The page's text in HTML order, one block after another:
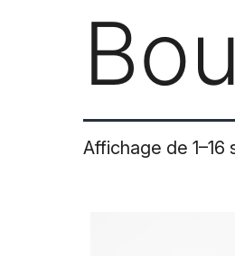
Affichage de 1–16